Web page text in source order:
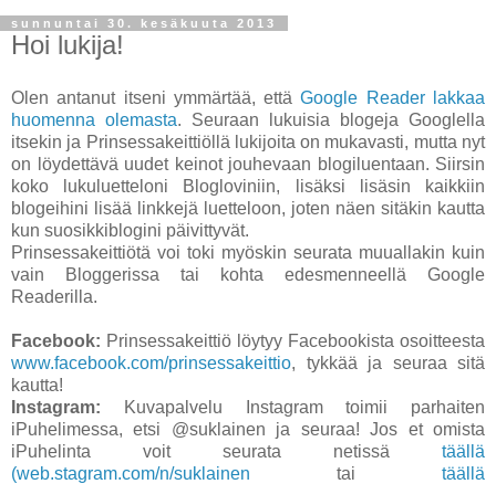
sunnuntai 30. kesäkuuta 2013
Hoi lukija!
Olen antanut itseni ymmärtää, ettäGoogle Reader lakkaa
huomenna olemasta. Seuraan lukuisia blogeja Googlella
itsekin ja Prinsessakeittiöllä lukijoita on mukavasti, mutta nyt
on löydettävä uudet keinot jouhevaan blogiluentaan. Siirsin
koko lukuluetteloni Blogloviniin, lisäksi lisäsin kaikkiin
blogeihini lisää linkkejä luetteloon, joten näen sitäkin kautta
kun suosikkiblogini päivittyvät.
Prinsessakeittiötä voi toki myöskin seurata muuallakin kuin
vain Bloggerissa tai kohta edesmenneellä Google
Readerilla.
Facebook: Prinsessakeittiö löytyy Facebookista osoitteesta
www.facebook.com/prinsessakeittio, tykkää ja seuraa sitä
kautta!
Instagram: Kuvapalvelu Instagram toimii parhaiten
iPuhelimessa, etsi @suklainen ja seuraa! Jos et omista
iPuhelinta voit seurata netissä täällä
(web.stagram.com/n/suklainen tai täällä